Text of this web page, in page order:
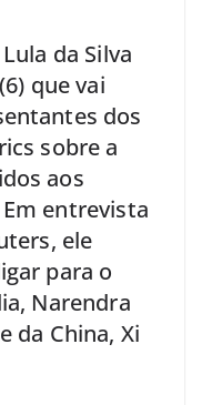
da Silva
que vai
dos
sobre a
aos
entrevista
ele
para o
Narendra
da China, Xi